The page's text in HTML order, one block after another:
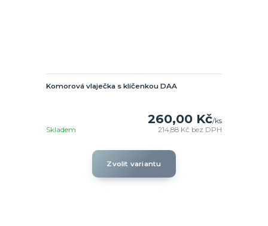
Komorová vlaječka s klíčenkou DAA
260,00 Kč/ks
214,88 Kč bez DPH
Skladem
Zvolit variantu